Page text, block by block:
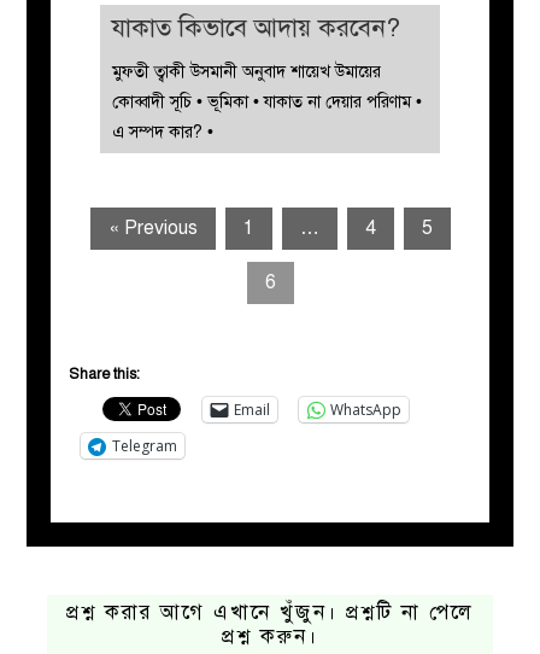
যাকাত কিভাবে আদায় করবেন?
মুফতী ত্বাকী উসমানী অনুবাদ শায়েখ উমায়ের
কোব্বাদী সূচি • ভূমিকা • যাকাত না দেয়ার পরিণাম •
এ সম্পদ কার? •
« Previous 1 … 4 5
6
Share this:
Email
WhatsApp
Telegram
প্রশ্ন করার আগে এখানে খুঁজুন। প্রশ্নটি না পেলে
প্রশ্ন করুন।